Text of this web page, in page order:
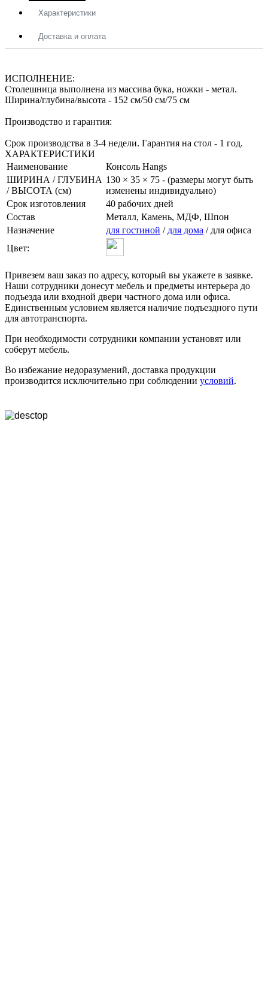
Характеристики
Доставка и оплата
ИСПОЛНЕНИЕ:
Столешница выполнена из массива бука, ножки - метал.
Ширина/глубина/высота - 152 см/50 см/75 см
Производство и гарантия:
Срок производства в 3-4 недели. Гарантия на стол - 1 год.
ХАРАКТЕРИСТИКИ
Наименование
Консоль Hangs
ШИРИНА / ГЛУБИНА
/ ВЫСОТА (см)
130 × 35 × 75 - (размеры могут быть
изменены индивидуально)
Срок изготовления
40 рабочих дней
Состав
Металл, Камень, МДФ, Шпон
Назначение
для гостиной / для дома / для офиса
Цвет:
Привезем ваш заказ по адресу, который вы укажете в заявке.
Наши сотрудники донесут мебель и предметы интерьера до
подъезда или входной двери частного дома или офиса.
Единственным условием является наличие подъездного пути
для автотранспорта.
При необходимости сотрудники компании установят или
соберут мебель.
Во избежание недоразумений, доставка продукции
производится исключительно при соблюдении условий.